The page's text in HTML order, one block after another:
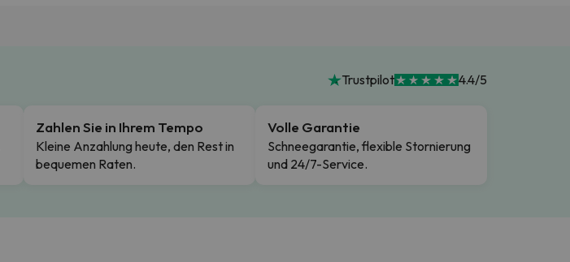
Trustpilot 4.4/5
Zahlen Sie in Ihrem Tempo
Kleine Anzahlung heute, den Rest in
bequemen Raten.
Volle Garantie
Schneegarantie, flexible Stornierung
und 24/7-Service.